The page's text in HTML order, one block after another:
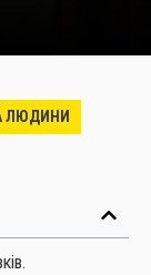
ЛЮДИНИ